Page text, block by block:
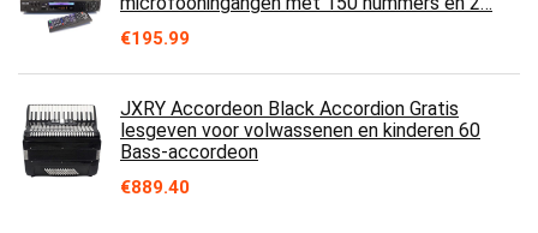
€195.99
JXRY Accordeon Black Accordion Gratis
lesgeven voor volwassenen en kinderen 60
Bass-accordeon
€889.40